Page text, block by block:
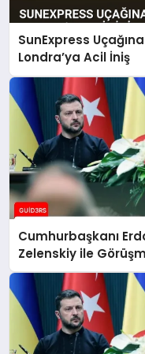
SunExpress
Londra’ya Acil İniş
Cumhurbaşkanı
Zelenskiy ile